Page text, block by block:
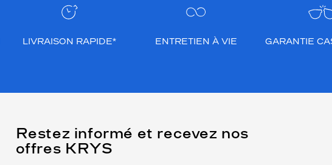
LIVRAISON RAPIDE* ENTRETIEN À VIE GARANTIE
Restez informé et recevez nos
offres KRYS
Name
(Ce
champ
est
obligatoire)